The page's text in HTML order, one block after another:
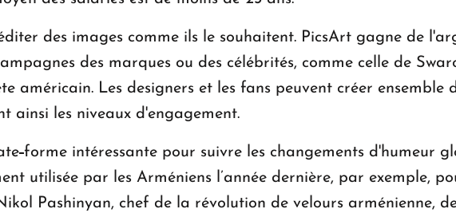
des images comme ils le souhaitent. PicsArt gagne de
des marques ou des célébrités, comme celle de
américain. Les designers et les fans peuvent créer ensemble
ainsi les niveaux d'engagement.
-forme intéressante pour suivre les changements d'humeur
utilisée par les Arméniens l’année dernière, par exemple,
Pashinyan, chef de la révolution de velours arménienne,